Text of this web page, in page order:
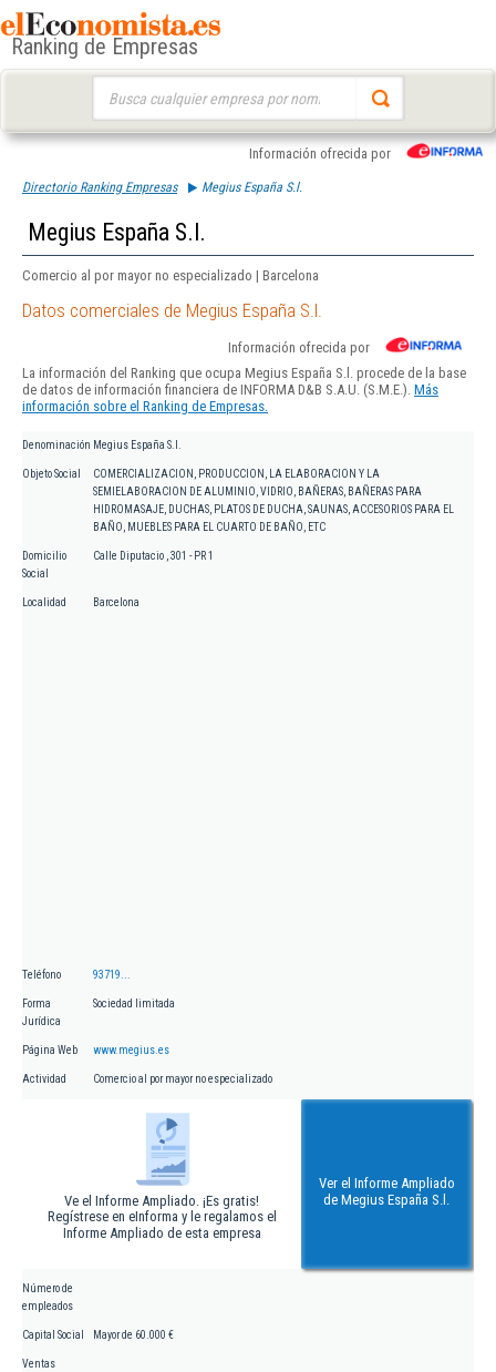
Ranking de Empresas
Información ofrecida por
Directorio Ranking Empresas Megius España S.l.
Megius España S.l.
Comercio al por mayor no especializado | Barcelona
Datos comerciales de Megius España S.l.
Información ofrecida por
La información del Ranking que ocupa Megius España S.l. procede de la base
de datos de información financiera de INFORMA D&B S.A.U. (S.M.E.). Más
información sobre el Ranking de Empresas.
Denominación Megius España S.l.
Objeto Social
COMERCIALIZACION, PRODUCCION, LA ELABORACION Y LA
SEMIELABORACION DE ALUMINIO, VIDRIO, BAÑERAS, BAÑERAS PARA
HIDROMASAJE, DUCHAS, PLATOS DE DUCHA, SAUNAS, ACCESORIOS PARA EL
BAÑO, MUEBLES PARA EL CUARTO DE BAÑO, ETC
Domicilio
Social
Calle Diputacio , 301 - PR 1
Localidad Barcelona
Teléfono 93719...
Forma
Jurídica
Sociedad limitada
Página Web www.megius.es
Actividad Comercio al por mayor no especializado
Ve el Informe Ampliado. ¡Es gratis!
Regístrese en eInforma y le regalamos el
Informe Ampliado de esta empresa
Ver el Informe Ampliado
de Megius España S.l.
Número de
empleados
Capital Social Mayor de 60.000 €
Ventas